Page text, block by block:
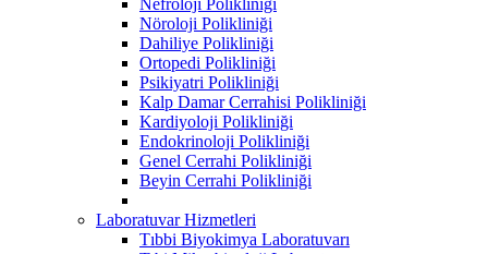
Nöroloji Polikliniği
Dahiliye Polikliniği
Ortopedi Polikliniği
Psikiyatri Polikliniği
Kalp Damar Cerrahisi Polikliniği
Kardiyoloji Polikliniği
Endokrinoloji Polikliniği
Genel Cerrahi Polikliniği
Beyin Cerrahi Polikliniği
Laboratuvar Hizmetleri
Tıbbi Biyokimya Laboratuvarı